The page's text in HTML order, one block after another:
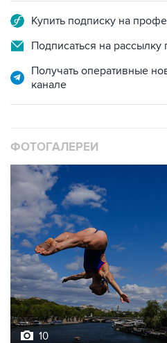
Купить подписку на
Подписаться на рассылку
Получать оперативные
канале
ФОТОГАЛЕРЕИ
10